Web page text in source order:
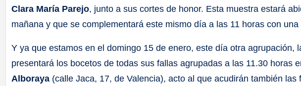
Clara María Parejo, junto a sus cortes de honor. Esta muestra estará
mañana y que se complementará este mismo día a las 11 horas con
Y ya que estamos en el domingo 15 de enero, este día otra agrupación,
presentará los bocetos de todas sus fallas agrupadas a las 11.30 horas
Alboraya (calle Jaca, 17, de Valencia), acto al que acudirán también